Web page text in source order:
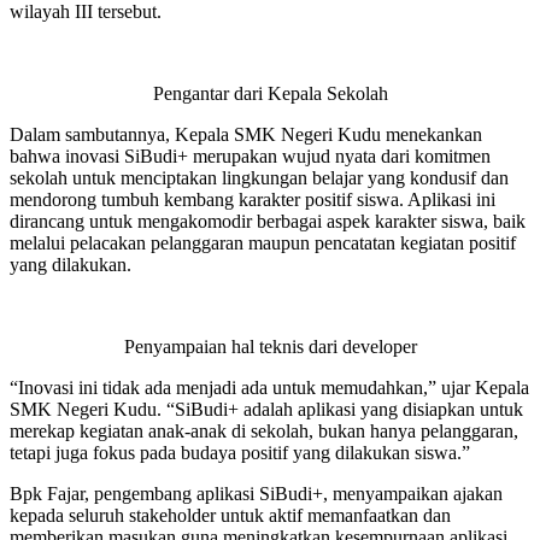
wilayah III tersebut.
Pengantar dari Kepala Sekolah
Dalam sambutannya, Kepala SMK Negeri Kudu menekankan
bahwa inovasi SiBudi+ merupakan wujud nyata dari komitmen
sekolah untuk menciptakan lingkungan belajar yang kondusif dan
mendorong tumbuh kembang karakter positif siswa. Aplikasi ini
dirancang untuk mengakomodir berbagai aspek karakter siswa, baik
melalui pelacakan pelanggaran maupun pencatatan kegiatan positif
yang dilakukan.
Penyampaian hal teknis dari developer
“Inovasi ini tidak ada menjadi ada untuk memudahkan,” ujar Kepala
SMK Negeri Kudu. “SiBudi+ adalah aplikasi yang disiapkan untuk
merekap kegiatan anak-anak di sekolah, bukan hanya pelanggaran,
tetapi juga fokus pada budaya positif yang dilakukan siswa.”
Bpk Fajar, pengembang aplikasi SiBudi+, menyampaikan ajakan
kepada seluruh stakeholder untuk aktif memanfaatkan dan